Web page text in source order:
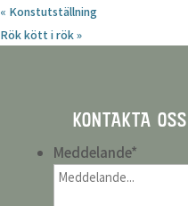
« Konstutställning
Rök kött i rök»
KONTAKTA
Meddelande*